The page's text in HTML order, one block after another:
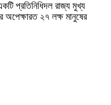
প্রতিনিধিদল রাজ্য মুখ্য
অপেক্ষারত ২৭ লক্ষ মানুষের